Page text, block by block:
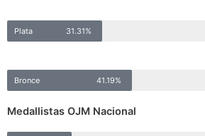
Plata 31.31%
Bronce 41.19%
Medallistas OJM Nacional